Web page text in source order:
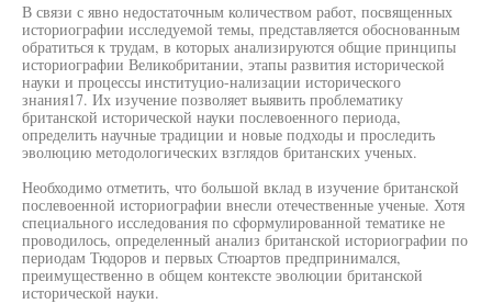
В связи с явно недостаточным количеством работ, посвященных
историографии исследуемой темы, представляется обоснованным
обратиться к трудам, в которых анализируются общие принципы
историографии Великобритании, этапы развития исторической
науки и процессы институцио-нализации исторического
знания17. Их изучение позволяет выявить проблематику
британской исторической науки послевоенного периода,
определить научные традиции и новые подходы и проследить
эволюцию методологических взглядов британских ученых.
Необходимо отметить, что большой вклад в изучение британской
послевоенной историографии внесли отечественные ученые. Хотя
специального исследования по сформулированной тематике не
проводилось, определенный анализ британской историографии по
периодам Тюдоров и первых Стюартов предпринимался,
преимущественно в общем контексте эволюции британской
исторической науки.